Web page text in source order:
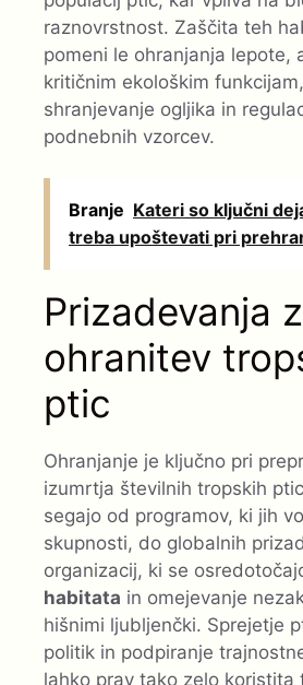
raznovrstnost. Zaščita teh
pomeni le ohranjanja lepote,
kritičnim ekološkim
shranjevanje ogljika in
podnebnih vzorcev.
Branje Kateri so ključni
treba upoštevati pri
Prizadevanja
ohranitev
ptic
Ohranjanje je ključno pri
izumrtja številnih tropskih
segajo od programov, ki jih
skupnosti, do globalnih
organizacij, ki se
habitata in omejevanje
hišnimi ljubljenčki. Sprejetje
politik in podpiranje
lahko prav tako zelo koristita